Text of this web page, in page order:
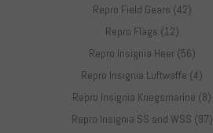
Repro Field Gears (42)
Repro Flags (12)
Repro Insignia Heer (56)
Repro Insignia Luftwaffe (4)
Repro Insignia Kriegsmarine (8)
Repro Insignia SS and WSS (97)